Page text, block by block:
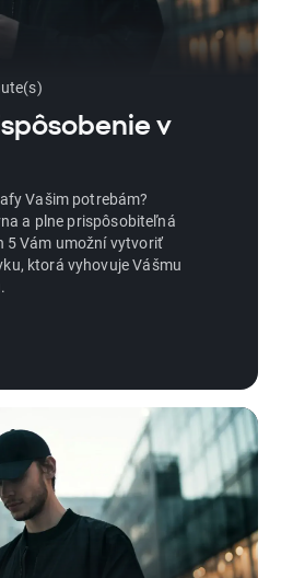
v
Vašim potrebám?
a plne prispôsobiteľná
5 Vám umožní vytvoriť
ktorá vyhovuje Vášmu